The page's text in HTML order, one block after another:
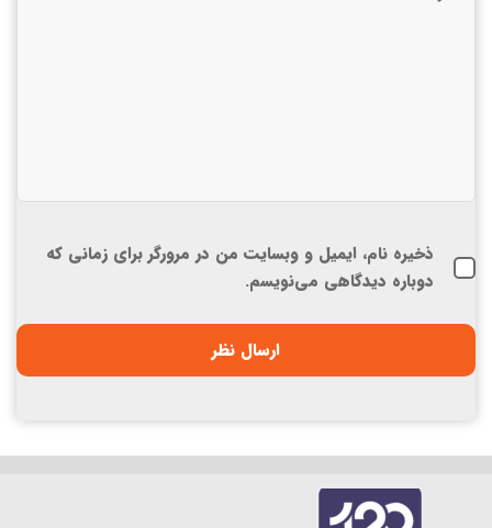
ذخیره نام، ایمیل و وبسایت من در مرورگر برای زمانی که
دوباره دیدگاهی می‌نویسم.